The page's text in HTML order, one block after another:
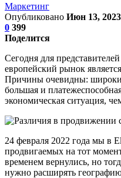
Маркетинг
Опубликовано Июн 13, 2023
0 399
Поделится
Сегодня для
европейский рынок
Причины очевидны:
большая и
экономическая ситуация,
24 февраля 2022 года мы в
продвигаемых на тот
временем вернулись, но
нужно расширять